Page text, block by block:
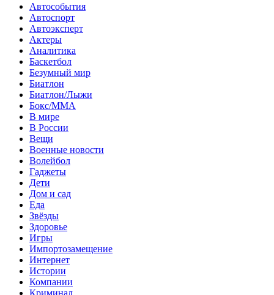
Автособытия
Автоспорт
Автоэксперт
Актеры
Аналитика
Баскетбол
Безумный мир
Биатлон
Биатлон/Лыжи
Бокс/MMA
В мире
В России
Вещи
Военные новости
Волейбол
Гаджеты
Дети
Дом и сад
Еда
Звёзды
Здоровье
Игры
Импортозамещение
Интернет
Истории
Компании
Криминал